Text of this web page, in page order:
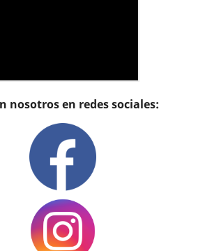
nosotros en redes sociales: